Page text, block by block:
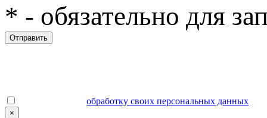
* - обязательно для
Отправить
обработку своих персональных данных
×